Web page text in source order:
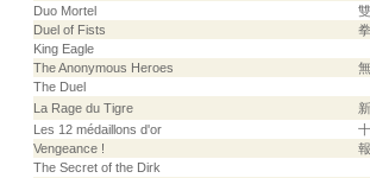
Duo Mortel
Duel of Fists
King Eagle
The Anonymous Heroes
The Duel
La Rage du Tigre
Les 12 médaillons d'or
Vengeance !
The Secret of the Dirk